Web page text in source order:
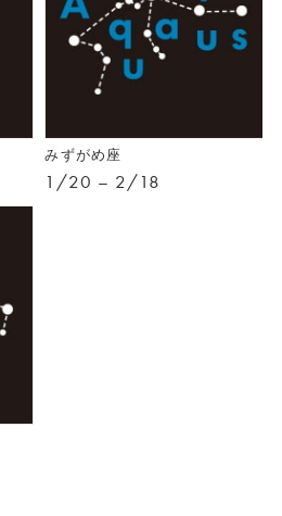
みずがめ座
1/20 – 2/18